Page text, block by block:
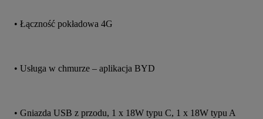
• Łączność pokładowa 4G
• Usługa w chmurze – aplikacja BYD
• Gniazda USB z przodu, 1 x 18W typu C, 1 x 18W typu A